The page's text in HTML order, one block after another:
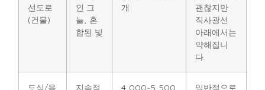
선도로
(건물)
인 그
늘, 혼
합된 빛
개
괜찮지만
직사광선
아래에서는
약해집니
다.
도심/음
지속적
4,000~5,500
일반적으로